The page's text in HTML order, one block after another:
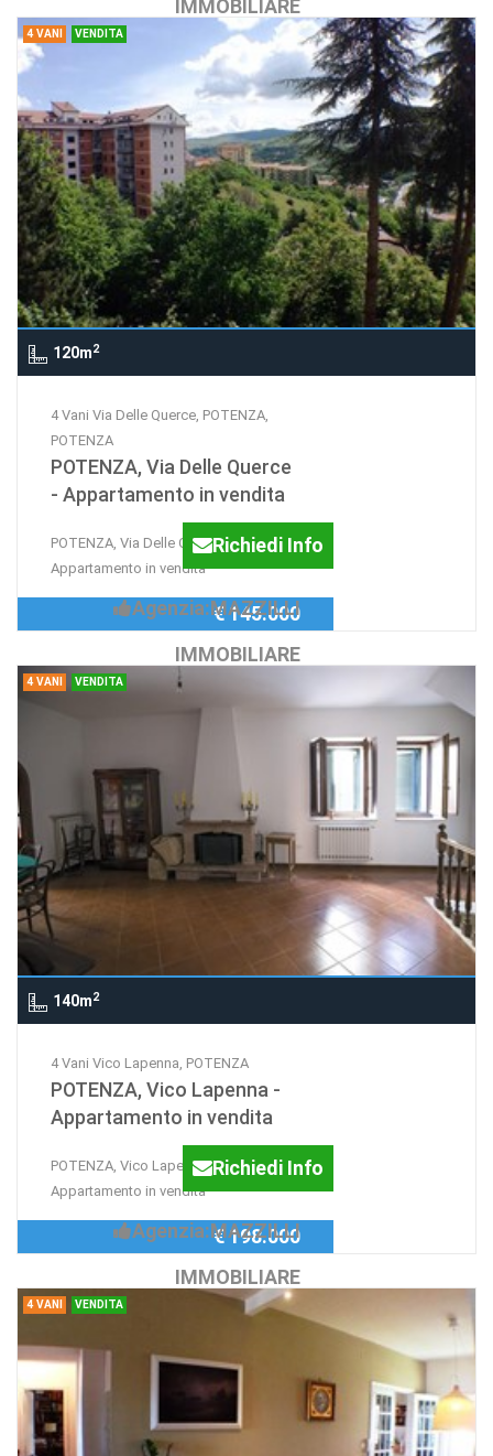
IMMOBILIARE
4 VANI VENDITA
120m2
4 Vani Via Delle Querce, POTENZA,
POTENZA
POTENZA, Via Delle Querce
- Appartamento in vendita
POTENZA, Via Delle Querce -
Appartamento in vendita
Richiedi Info
Agenzia:MAZZILLI
IMMOBILIARE
€ 145.000
4 VANI VENDITA
140m2
4 Vani Vico Lapenna, POTENZA
POTENZA, Vico Lapenna -
Appartamento in vendita
POTENZA, Vico Lapenna -
Appartamento in vendita
Richiedi Info
Agenzia:MAZZILLI
IMMOBILIARE
€ 198.000
4 VANI VENDITA